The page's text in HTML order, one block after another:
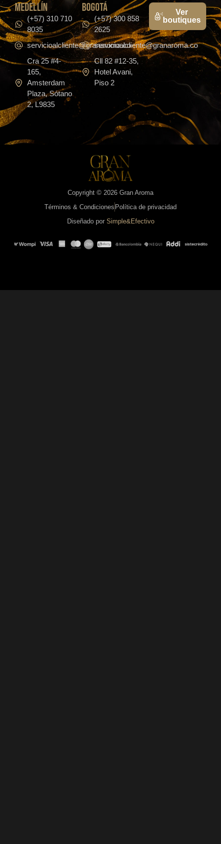
medellín
(+57) 310 710
8035
servicioalcliente@granaroma.co
Cra 25 #4-
165,
Amsterdam
Plaza, Sótano
2, L9835
bogotá
(+57) 300 858
2625
servicioalcliente@granaroma.co
Cll 82 #12-35,
Hotel Avani,
Piso 2
Ver
boutiques
Copyright © 2026 Gran Aroma
Términos & Condiciones Política de privacidad
Diseñado por Simple&Efectivo